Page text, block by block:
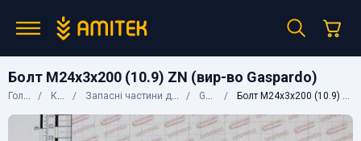
Болт М24х3х200 (10.9) ZN (вир-во Gaspardo)
Головна Каталог Запасні частини до сільгосптехніки Gaspardo Болт М24х3х200 (10.9) ZN (вир-во Gaspardo)